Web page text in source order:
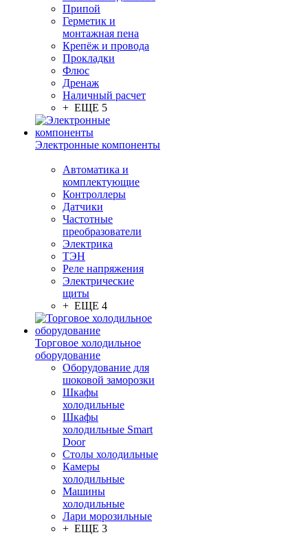
Припой
Герметик и
монтажная пена
Крепёж и провода
Прокладки
Флюс
Дренаж
Наличный расчет
+ ЕЩЕ 5
Электронные компоненты
Автоматика и
комплектующие
Контроллеры
Датчики
Частотные
преобразователи
Электрика
ТЭН
Реле напряжения
Электрические
щиты
+ ЕЩЕ 4
Торговое холодильное
оборудование
Оборудование для
шоковой заморозки
Шкафы
холодильные
Шкафы
холодильные Smart
Door
Столы холодильные
Камеры
холодильные
Машины
холодильные
Лари морозильные
+ ЕЩЕ 3